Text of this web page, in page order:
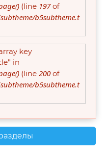
(line 197of
b5subtheme.t
key
in
(line 200of
b5subtheme.t